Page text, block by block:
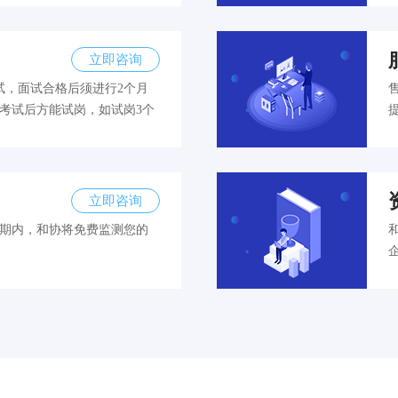
立即咨询
面试合格后须进行2个月
试后方能试岗，如试岗3个
立即咨询
内，和协将免费监测您的